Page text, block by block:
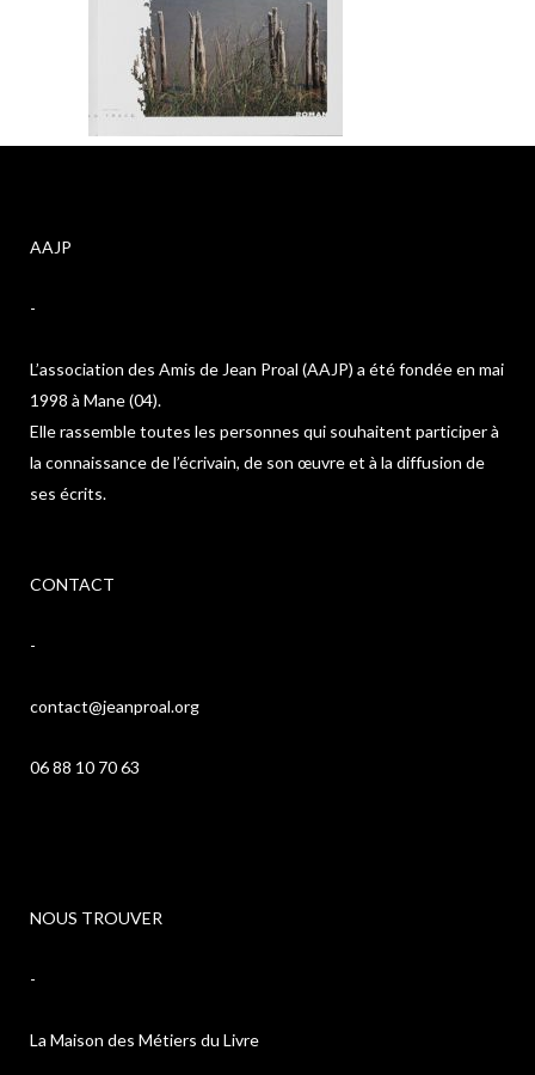
AAJP
-
L’association des Amis de Jean Proal (AAJP) a été fondée en mai
1998 à Mane (04).
Elle rassemble toutes les personnes qui souhaitent participer à
la connaissance de l’écrivain, de son œuvre et à la diffusion de
ses écrits.
CONTACT
-
contact@jeanproal.org
06 88 10 70 63
NOUS TROUVER
-
La Maison des Métiers du Livre